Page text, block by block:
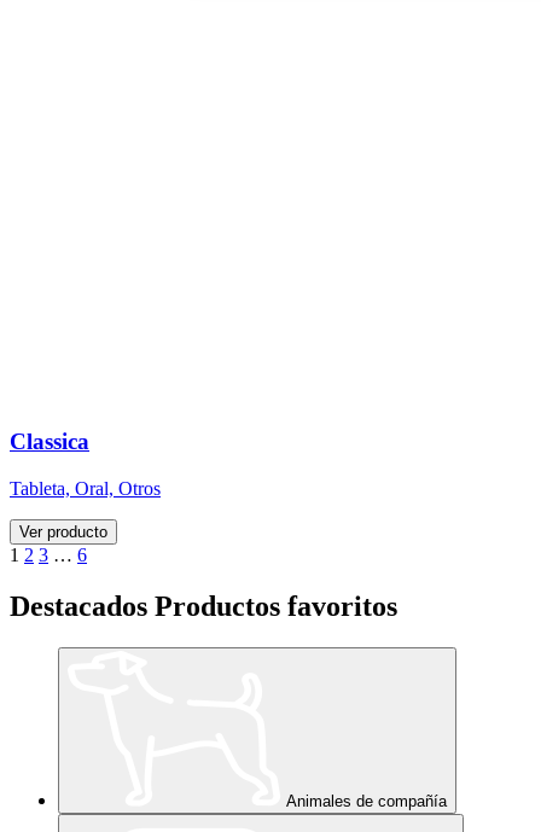
Classica
Tableta, Oral, Otros
Ver producto
1 2 3 … 6
Destacados Productos favoritos
Animales de compañía